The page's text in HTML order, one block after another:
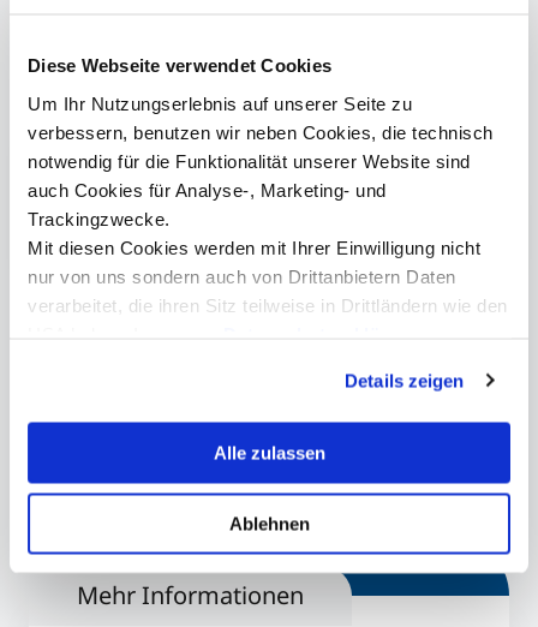
Diese Webseite verwendet Cookies
Um Ihr Nutzungserlebnis auf unserer Seite zu
verbessern, benutzen wir neben Cookies, die technisch
notwendig für die Funktionalität unserer Website sind
auch Cookies für Analyse-, Marketing- und
Trackingzwecke.
Mit diesen Cookies werden mit Ihrer Einwilligung nicht
nur von uns sondern auch von Drittanbietern Daten
verarbeitet, die ihren Sitz teilweise in Drittländern wie den
erklären Ihnen genau, was eine Datenübermittlung in die
USA bedeuten kann.
Details zeigen
Alle zulassen
Ablehnen
Artikel teilen
Mehr Informationen